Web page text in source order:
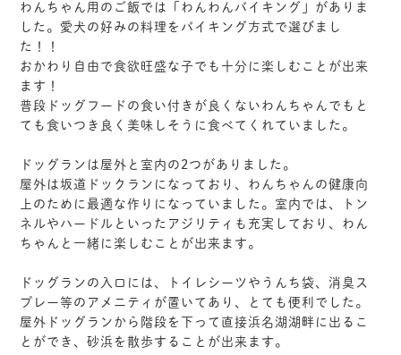
わんちゃん用のご飯では「わんわんバイキング」がありま
した。愛犬の好みの料理をバイキング方式で選びまし
た！！
おかわり自由で食欲旺盛な子でも十分に楽しむことが出来
ます！
普段ドッグフードの食い付きが良くないわんちゃんでもと
ても食いつき良く美味しそうに食べてくれていました。
ドッグランは屋外と室内の2つがありました。
屋外は坂道ドックランになっており、わんちゃんの健康向
上のために最適な作りになっていました。室内では、トン
ネルやハードルといったアジリティも充実しており、わん
ちゃんと一緒に楽しむことが出来ます。
ドッグランの入口には、トイレシーツやうんち袋、消臭ス
プレー等のアメニティが置いてあり、とても便利でした。
屋外ドッグランから階段を下って直接浜名湖湖畔に出るこ
とができ、砂浜を散歩することが出来ます。